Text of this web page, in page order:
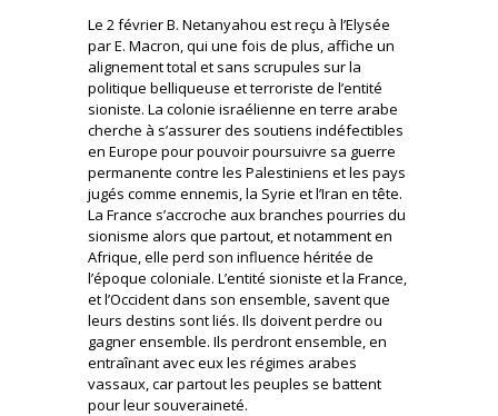
Le 2 février B. Netanyahou est reçu à l’Elysée
par E. Macron, qui une fois de plus, affiche un
alignement total et sans scrupules sur la
politique belliqueuse et terroriste de l’entité
sioniste. La colonie israélienne en terre arabe
cherche à s’assurer des soutiens indéfectibles
en Europe pour pouvoir poursuivre sa guerre
permanente contre les Palestiniens et les pays
jugés comme ennemis, la Syrie et l’Iran en tête.
La France s’accroche aux branches pourries du
sionisme alors que partout, et notamment en
Afrique, elle perd son influence héritée de
l’époque coloniale. L’entité sioniste et la France,
et l’Occident dans son ensemble, savent que
leurs destins sont liés. Ils doivent perdre ou
gagner ensemble. Ils perdront ensemble, en
entraînant avec eux les régimes arabes
vassaux, car partout les peuples se battent
pour leur souveraineté.